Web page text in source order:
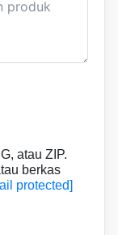
atau ZIP.
berkas
protected]